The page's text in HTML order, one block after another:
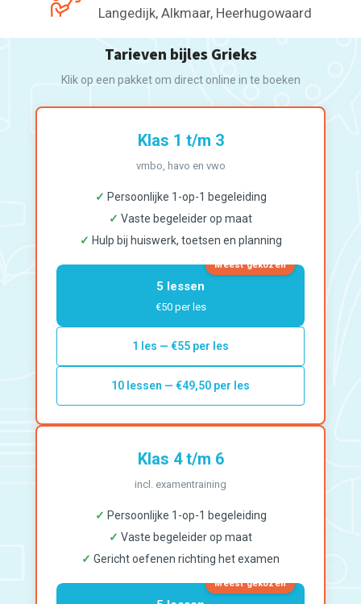
Langedijk, Alkmaar, Heerhugowaard
Tarieven bijles Grieks
Klik op een pakket om direct online in te boeken
Klas 1 t/m 3
vmbo, havo en vwo
✓ Persoonlijke 1-op-1 begeleiding
✓ Vaste begeleider op maat
✓ Hulp bij huiswerk, toetsen en planning
Meest gekozen
5 lessen
€50 per les
1 les — €55 per les
10 lessen — €49,50 per les
Klas 4 t/m 6
incl. examentraining
✓ Persoonlijke 1-op-1 begeleiding
✓ Vaste begeleider op maat
✓ Gericht oefenen richting het examen
Meest gekozen